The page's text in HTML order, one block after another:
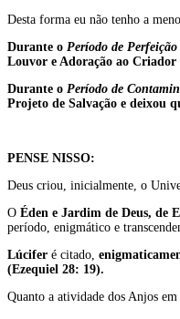
Desta forma eu não tenho a
Durante o Período de Perfeição
Louvor e Adoração ao
Durante o Período de
Projeto de Salvação e deixou
PENSE NISSO:
Deus criou, inicialmente, o
O Éden e Jardim de Deus, de
período, enigmático e
Lúcifer é citado,
(Ezequiel 28: 19).
Quanto a atividade dos Anjos